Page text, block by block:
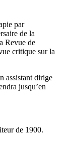
par
de la
Revue de
critique sur la
assistant dirige
jusqu’en
de 1900.